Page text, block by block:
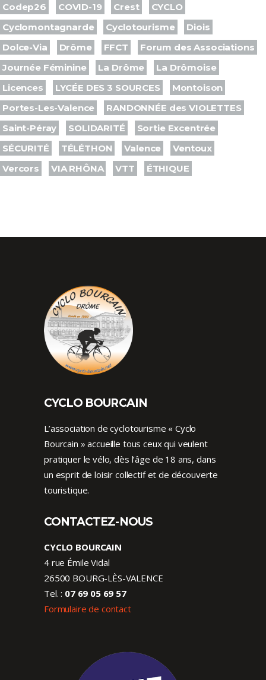
Codep26
COVID-19 Crest
CYCLO
Cyclomontagnarde
Cyclotourisme
Diois
Dolce-Via
Drôme FFCT
Forum des Associations
Journée Féminine
La Drôme
La Drômoise
Licences
LYCÉE DES 3 SOURCES
Montoison
Portes-Les-Valence
RANDONNÉE des VIOLETTES
Saint-Péray
SOLIDARITÉ
Sortie Excentrée
SÉCURITÉ
TÉLÉTHON Valence
Ventoux
Vercors
VIA RHÔNA VTT ÉTHIQUE
CYCLO BOURCAIN
L’association de cyclotourisme « Cyclo
Bourcain » accueille tous ceux qui veulent
pratiquer le vélo, dès l’âge de 18 ans, dans
un esprit de loisir collectif et de découverte
touristique.
CONTACTEZ-NOUS
CYCLO BOURCAIN
4 rue Émile Vidal
26500 BOURG-LÈS-VALENCE
Tel. : 07 69 05 69 57
Formulaire de contact